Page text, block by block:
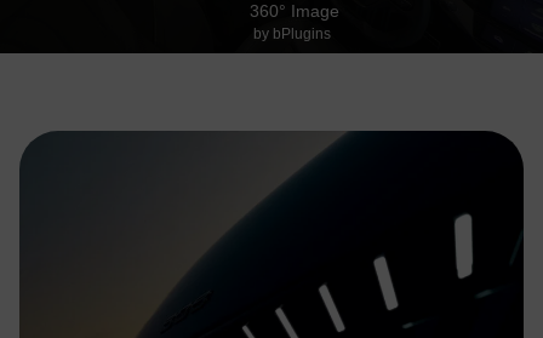
360° Image
by bPlugins